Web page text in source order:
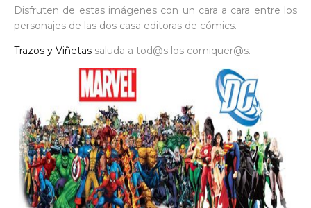
Disfruten de estas imágenes con un cara a cara entre los
personajes de las dos casa editoras de cómics.
Trazos y Viñetas saluda a tod@s los comiquer@s.